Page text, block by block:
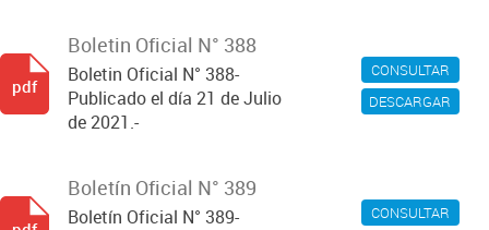
CONSULTAR
DESCARGAR
Boletin Oficial N° 388
Boletin Oficial N° 388-
Publicado el día 21 de Julio
de 2021.-
pdf
CONSULTAR
Boletín Oficial N° 389
Boletín Oficial N° 389-